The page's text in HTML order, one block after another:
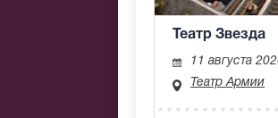
Театр Звезда
11 августа
Театр Армии